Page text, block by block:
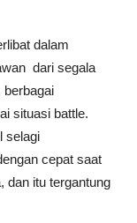
dalam
dari segala
berbagai
situasi battle.
selagi
cepat saat
dan itu tergantung